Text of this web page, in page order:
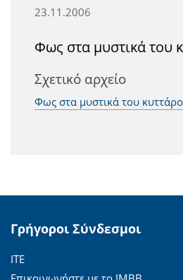
23.11.2006
Φως στα μυστικά του
Σχετικό αρχείο
Φως στα μυστικά του
Γρήγοροι Σύνδεσμοι
ΙΤΕ